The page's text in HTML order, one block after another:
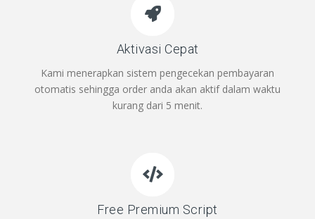
Aktivasi Cepat
Kami menerapkan sistem pengecekan pembayaran
otomatis sehingga order anda akan aktif dalam waktu
kurang dari 5 menit.
Free Premium Script